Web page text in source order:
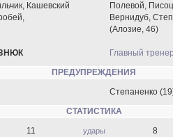
Кашевский
Полевой,
Вернидуб,
(Алозие, 46)
Главный
ПРЕДУПРЕЖДЕНИЯ
Степаненко
СТАТИСТИКА
11
удары
8